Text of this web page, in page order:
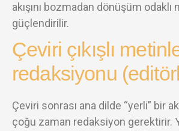
akışını bozmadan dönüşüm odaklı
güçlendirilir.
Çeviri çıkışlı
redaksiyonu
Çeviri sonrası ana dilde “yerli” bir
çoğu zaman redaksiyon gerektirir.